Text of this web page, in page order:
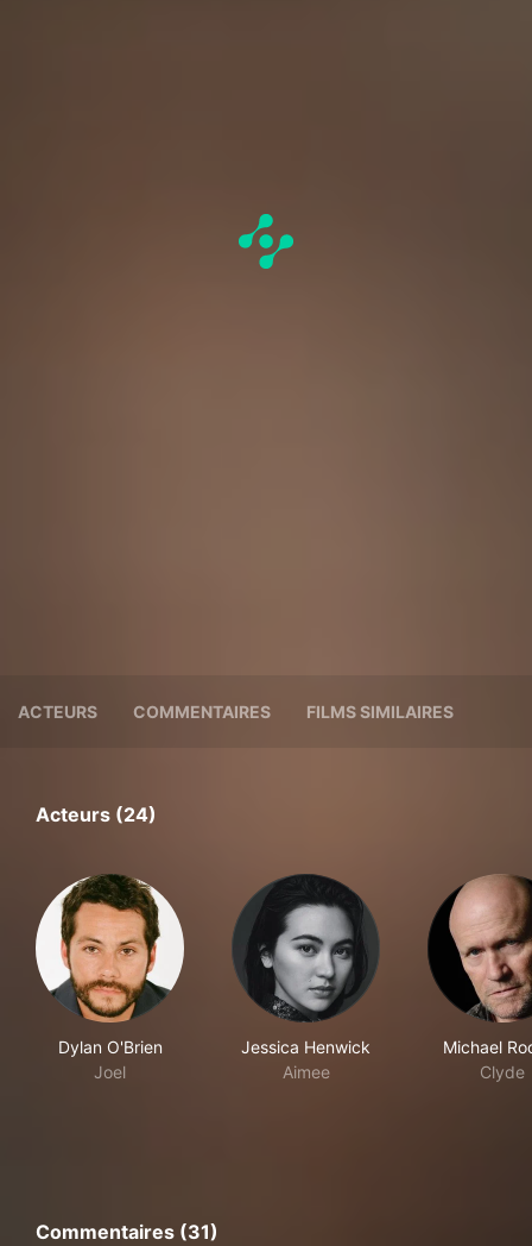
ACTEURS COMMENTAIRES FILMS SIMILAIRES
Acteurs (24)
Dylan O'Brien
Joel
Jessica Henwick
Aimee
Michael
Clyde
Commentaires (31)